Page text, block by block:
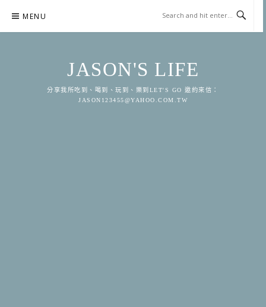
content
MENU
JASON'S LIFE
分享我所吃到、喝到、玩到、樂到LET'S GO 邀約來信：
JASON123455@YAHOO.COM.TW